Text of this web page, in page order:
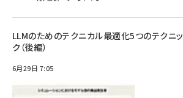
LLMのためのテクニカル最適化5つのテクニッ
ク（後編）
6月29日 7:05